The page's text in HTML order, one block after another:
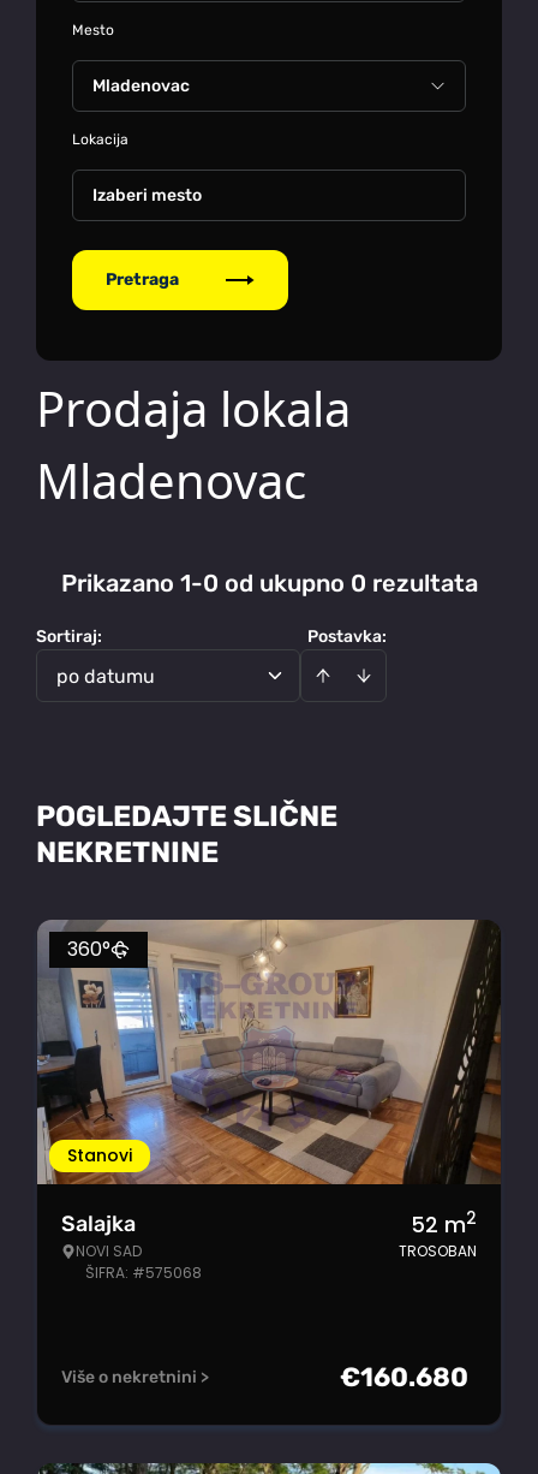
Mesto
Lokacija
Izaberi mesto
Pretraga
Prodaja lokala
Mladenovac
Prikazano 1-0 od ukupno 0 rezultata
Postavka:
Sortiraj:
po datumu
POGLEDAJTE SLIČNE
NEKRETNINE
Stanovi
360°
Salajka
NOVI SAD
ŠIFRA: #575068
52 m2
TROSOBAN
Više o nekretnini > €160.680